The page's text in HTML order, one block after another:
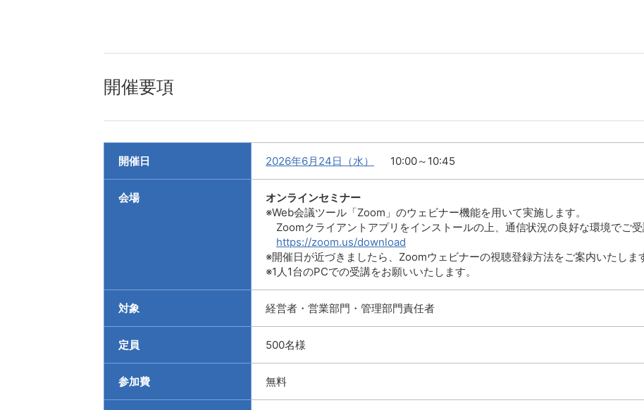
開催要項
開催日 2026年6月24日（水） 10:00～10:45
会場
オンラインセミナー
※Web会議ツール「Zoom」のウェビナー機能を用いて実施します。
Zoomクライアントアプリをインストールの上、通信状況の良好な環境でご受
https://zoom.us/download
※開催日が近づきましたら、Zoomウェビナーの視聴登録方法をご案内いたしま
※1人1台のPCでの受講をお願いいたします。
対象 経営者・営業部門・管理部門責任者
定員 500名様
参加費 無料